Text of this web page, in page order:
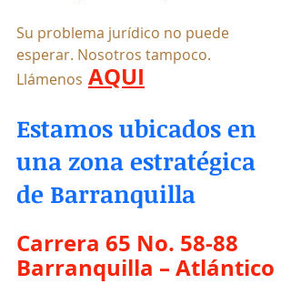
Su problema jurídico no puede
esperar. Nosotros tampoco.
Llámenos AQUI
Estamos ubicados en
una zona estratégica
de Barranquilla
Carrera 65 No. 58-88
Barranquilla – Atlántico